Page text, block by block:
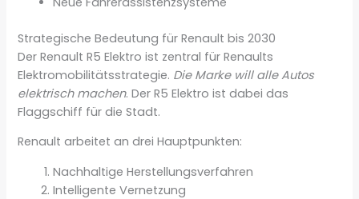
Strategische Bedeutung für Renault bis 2030
Der Renault R5 Elektro ist zentral für Renaults
Elektromobilitätsstrategie. Die Marke will alle Autos
elektrisch machen. Der R5 Elektro ist dabei das
Flaggschiff für die Stadt.
Renault arbeitet an drei Hauptpunkten:
Nachhaltige Herstellungsverfahren
Intelligente Vernetzung